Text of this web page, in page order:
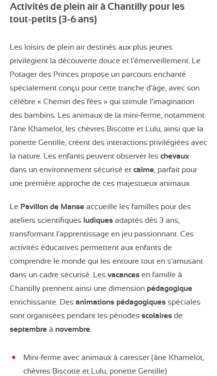
Activités de plein air à Chantilly pour les
tout-petits (3-6 ans)
Les loisirs de plein air destinés aux plus jeunes
privilégient la découverte douce et l’émerveillement. Le
Potager des Princes propose un parcours enchanté
spécialement conçu pour cette tranche d’âge, avec son
célèbre « Chemin des fées » qui stimule l’imagination
des bambins. Les animaux de la mini-ferme, notamment
l’âne Khamelot, les chèvres Biscotte et Lulu, ainsi que la
ponette Gentille, créent des interactions privilégiées avec
la nature. Les enfants peuvent observer les chevaux
dans un environnement sécurisé et calme , parfait pour
une première approche de ces majestueux animaux.
Le Pavillon de Manse accueille les familles pour des
ateliers scientifiques ludiques adaptés dès 3 ans,
transformant l’apprentissage en jeu passionnant. Ces
activités éducatives permettent aux enfants de
comprendre le monde qui les entoure tout en s’amusant
dans un cadre sécurisé. Les vacances en famille à
Chantilly prennent ainsi une dimension pédagogique
enrichissante. Des animations pédagogiques spéciales
sont organisées pendant les périodes scolaires de
septembre à novembre
Mini-ferme avec animaux à caresser (âne Khamelot,
chèvres Biscotte et Lulu, ponette Gentille)